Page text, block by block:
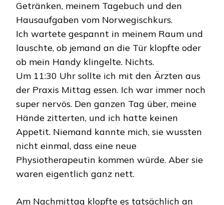
Getränken, meinem Tagebuch und den
Hausaufgaben vom Norwegischkurs.
Ich wartete gespannt in meinem Raum und
lauschte, ob jemand an die Tür klopfte oder
ob mein Handy klingelte. Nichts.
Um 11:30 Uhr sollte ich mit den Ärzten aus
der Praxis Mittag essen. Ich war immer noch
super nervös. Den ganzen Tag über, meine
Hände zitterten, und ich hatte keinen
Appetit. Niemand kannte mich, sie wussten
nicht einmal, dass eine neue
Physiotherapeutin kommen würde. Aber sie
waren eigentlich ganz nett.
Am Nachmittag klopfte es tatsächlich an